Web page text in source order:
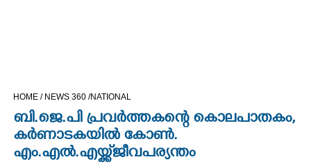
CINEMA
OPINION
HOME / NEWS 360 /NATIONAL
ബി.ജെ.പി പ്രവർത്തകന്റെ കൊലപാതകം,
കർണാടകയിൽ കോൺ.
എം.എൽ.എയ്ക്ക് ജീവപര്യന്തം